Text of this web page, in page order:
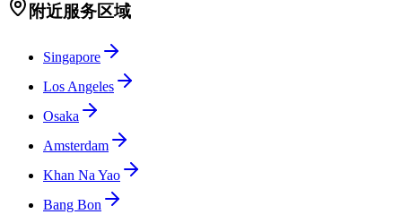
附近服务区域
Singapore
Los Angeles
Osaka
Amsterdam
Khan Na Yao
Bang Bon